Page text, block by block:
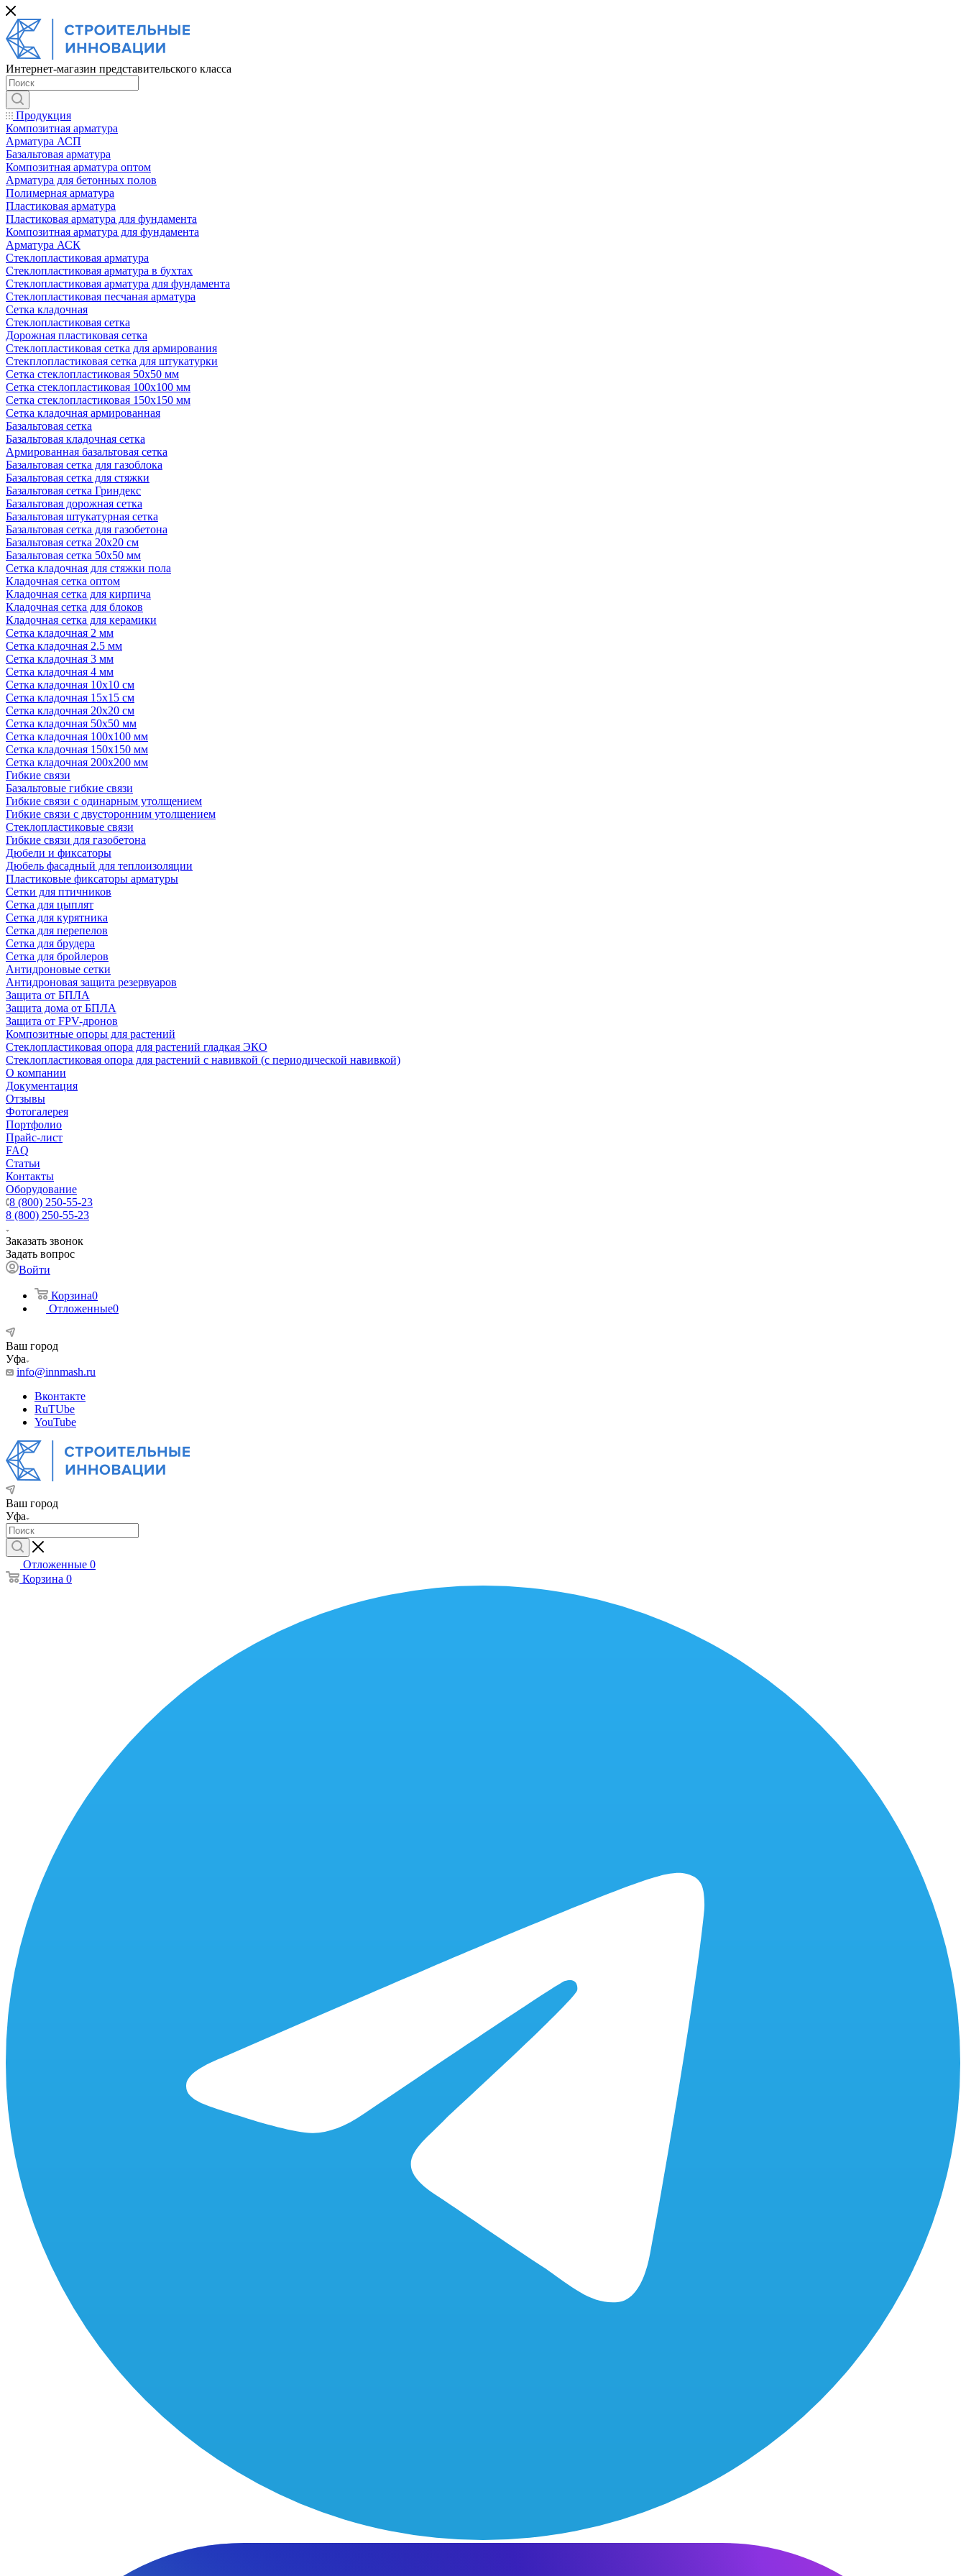
Интернет-магазин представительского класса
Продукция
Композитная арматура
Арматура АСП
Базальтовая арматура
Композитная арматура оптом
Арматура для бетонных полов
Полимерная арматура
Пластиковая арматура
Пластиковая арматура для фундамента
Композитная арматура для фундамента
Арматура АСК
Cтеклопластиковая арматура
Стеклопластиковая арматура в бухтах
Стеклопластиковая арматура для фундамента
Стеклопластиковая песчаная арматура
Сетка кладочная
Стеклопластиковая сетка
Дорожная пластиковая сетка
Стеклопластиковая сетка для армирования
Стекплопластиковая сетка для штукатурки
Сетка стеклопластиковая 50x50 мм
Сетка стеклопластиковая 100x100 мм
Сетка стеклопластиковая 150x150 мм
Сетка кладочная армированная
Базальтовая сетка
Базальтовая кладочная сетка
Армированная базальтовая сетка
Базальтовая сетка для газоблока
Базальтовая сетка для стяжки
Базальтовая сетка Гриндекс
Базальтовая дорожная сетка
Базальтовая штукатурная сетка
Базальтовая сетка для газобетона
Базальтовая сетка 20x20 см
Базальтовая сетка 50x50 мм
Сетка кладочная для стяжки пола
Кладочная сетка оптом
Кладочная сетка для кирпича
Кладочная сетка для блоков
Кладочная сетка для керамики
Сетка кладочная 2 мм
Сетка кладочная 2.5 мм
Сетка кладочная 3 мм
Сетка кладочная 4 мм
Сетка кладочная 10x10 см
Сетка кладочная 15x15 см
Сетка кладочная 20x20 см
Сетка кладочная 50x50 мм
Сетка кладочная 100x100 мм
Сетка кладочная 150x150 мм
Сетка кладочная 200x200 мм
Гибкие связи
Базальтовые гибкие связи
Гибкие связи с одинарным утолщением
Гибкие связи с двусторонним утолщением
Стеклопластиковые связи
Гибкие связи для газобетона
Дюбели и фиксаторы
Дюбель фасадный для теплоизоляции
Пластиковые фиксаторы арматуры
Сетки для птичников
Сетка для цыплят
Сетка для курятника
Сетка для перепелов
Сетка для брудера
Сетка для бройлеров
Антидроновые сетки
Антидроновая защита резервуаров
Защита от БПЛА
Защита дома от БПЛА
Защита от FPV-дронов
Композитные опоры для растений
Стеклопластиковая опора для растений гладкая ЭКО
Стеклопластиковая опора для растений с навивкой (с периодической навивкой)
О компании
Документация
Отзывы
Фотогалерея
Портфолио
Прайс-лист
FAQ
Статьи
Контакты
Оборудование
8 (800) 250-55-23
8 (800) 250-55-23
Заказать звонок
Задать вопрос
Войти
Корзина0
Отложенные0
Ваш город
Уфа
info@innmash.ru
Вконтакте
RuTUbe
YouTube
Ваш город
Уфа
Отложенные 0
Корзина 0